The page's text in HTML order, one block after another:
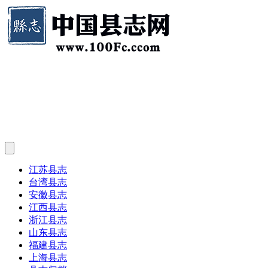
江苏县志
台湾县志
安徽县志
江西县志
浙江县志
山东县志
福建县志
上海县志